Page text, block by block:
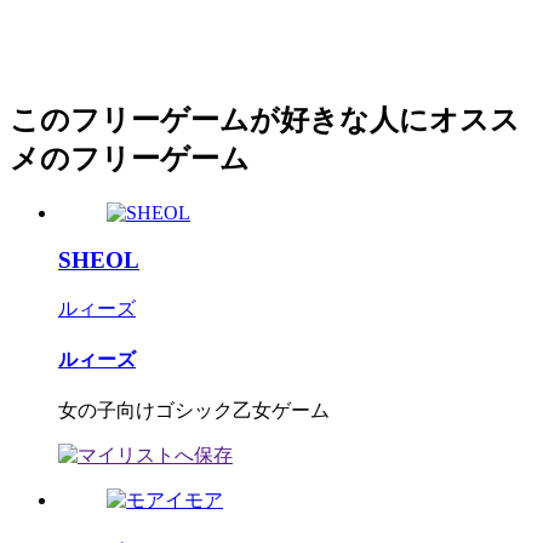
このフリーゲームが好きな人にオスス
メのフリーゲーム
SHEOL
ルィーズ
ルィーズ
女の子向けゴシック乙女ゲーム